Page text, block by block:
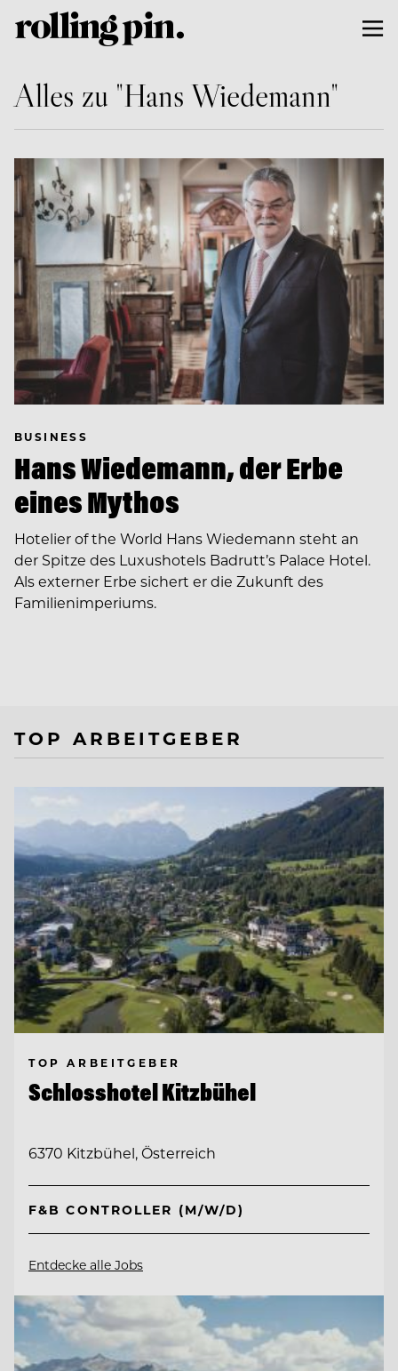
Alles zu "Hans Wiedemann"
BUSINESS
Hans Wiedemann, der Erbe
eines Mythos
Hotelier of the World Hans Wiedemann steht an
der Spitze des Luxushotels Badrutt’s Palace Hotel.
Als externer Erbe sichert er die Zukunft des
Familien­imperiums.
TOP ARBEITGEBER
TOP ARBEITGEBER
Schlosshotel Kitzbühel
6370 Kitzbühel, Österreich
F&B CONTROLLER (M/W/D)
Entdecke alle Jobs